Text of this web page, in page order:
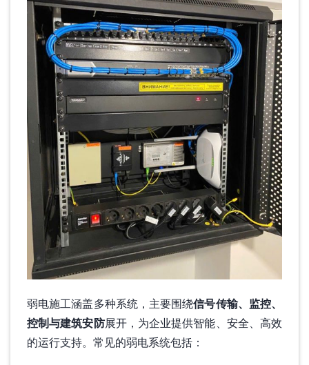
弱电施工涵盖多种系统，主要围绕信号传输、监控、
控制与建筑安防展开，为企业提供智能、安全、高效
的运行支持。常见的弱电系统包括：